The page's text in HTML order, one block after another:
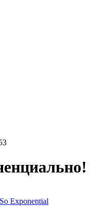
Exponential